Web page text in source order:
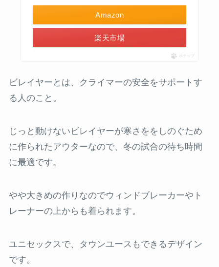
Amazon
楽天市場
ポチップ
ビレイヤーとは、クライマーの安全をサポートす
る人のこと。
じっと動けないビレイヤーが寒さををしのぐため
に作られたアウターなので、冬の試合の待ち時間
に最適です。
やや大きめの作りなのでウィンドブレーカーやト
レーナーの上からも着られます。
ユニセックスで、タウンユースもできるデザイン
です。